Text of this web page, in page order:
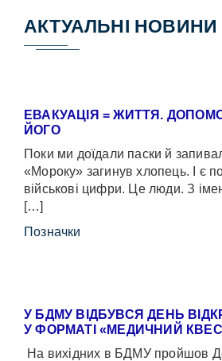
АКТУАЛЬНІ НОВИНИ
ЕВАКУАЦІЯ = ЖИТТЯ.
ЙОГО
Поки ми доїдали паски й
«Мороку» загинув хлопець. І є
військові цифри. Це люди. З
[…]
Позначки
У БДМУ ВІДБУВСЯ ДЕНЬ
У ФОРМАТІ «МЕДИЧНИЙ
На вихідних в БДМУ пройшов